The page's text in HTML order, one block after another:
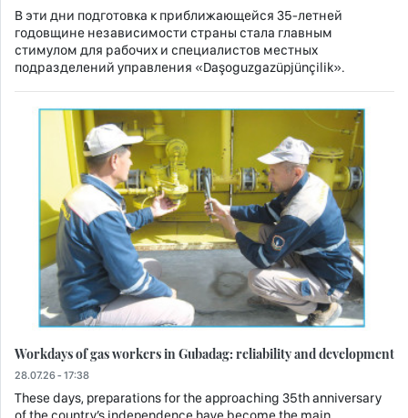
В эти дни подготовка к приближающейся 35-летней
годовщине независимости страны стала главным
стимулом для рабочих и специалистов местных
подразделений управления «Daşoguzgazüpjünçilik».
Workdays of gas workers in Gubadag: reliability and development
28.07.26 - 17:38
These days, preparations for the approaching 35th anniversary